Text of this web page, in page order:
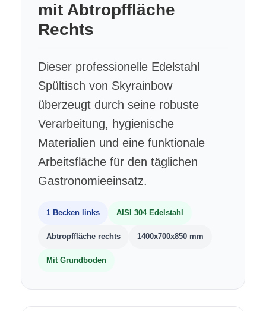
mit Abtropffläche
Rechts
Dieser professionelle Edelstahl
Spültisch von Skyrainbow
überzeugt durch seine robuste
Verarbeitung, hygienische
Materialien und eine funktionale
Arbeitsfläche für den täglichen
Gastronomieeinsatz.
1 Becken links AISI 304 Edelstahl
Abtropffläche rechts 1400x700x850 mm
Mit Grundboden